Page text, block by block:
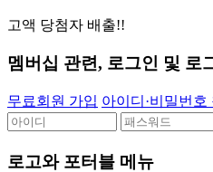
고액 당첨자 배출!!
멤버십 관련, 로그인 및 로
무료회원 가입 아이디·비밀번호
로고와 포터블 메뉴